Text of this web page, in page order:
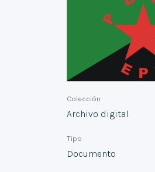
Colección
Archivo digital
Tipo
Documento